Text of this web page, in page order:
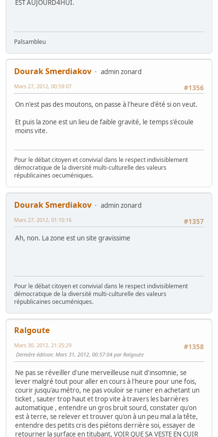
EST AUJOURD4HUI.
Palsambleu
Dourak Smerdiakov
admin zonard
#1356
Mars 27, 2012, 00:59:07
On n'est pas des moutons, on passe à l'heure d'été si on veut.
Et puis la zone est un lieu de faible gravité, le temps s'écoule
moins vite.
Pour le débat citoyen et convivial dans le respect indivisiblement
démocratique de la diversité multi-culturelle des valeurs
républicaines oecuméniques.
Dourak Smerdiakov
admin zonard
#1357
Mars 27, 2012, 01:10:16
Ah, non. La zone est un site gravissime
Pour le débat citoyen et convivial dans le respect indivisiblement
démocratique de la diversité multi-culturelle des valeurs
républicaines oecuméniques.
Ralgoute
#1358
Mars 30, 2012, 21:25:29
Dernière édition: Mars 31, 2012, 00:57:04 par Ralgoute
Ne pas se réveiller d'une merveilleuse nuit d'insomnie, se
lever malgré tout pour aller en cours à l'heure pour une fois,
courir jusqu'au métro, ne pas vouloir se ruiner en achetant un
ticket , sauter trop haut et trop vite à travers les barrières
automatique , entendre un gros bruit sourd, constater qu'on
est à terre, se relever et trouver qu'on à un peu mal a la tête,
entendre des petits cris des piétons derrière soi, essayer de
retourner la surface en titubant, VOIR QUE SA VESTE EN CUIR